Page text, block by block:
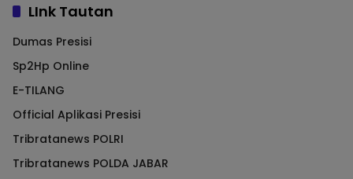
LInk Tautan
Dumas Presisi
Sp2Hp Online
E-TILANG
Official Aplikasi Presisi
Tribratanews POLRI
Tribratanews POLDA JABAR